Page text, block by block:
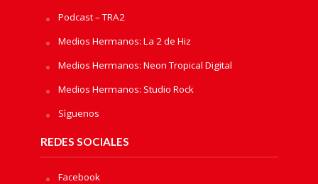
Podcast – TRA2
Medios Hermanos: La 2 de Hiz
Medios Hermanos: Neon Tropical Digital
Medios Hermanos: Studio Rock
Sìguenos
REDES SOCIALES
Facebook